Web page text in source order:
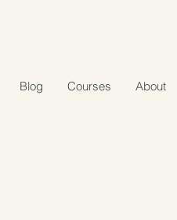
Blog Courses About